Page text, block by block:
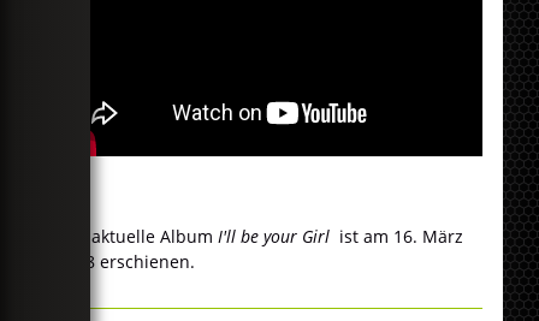
Das aktuelle AlbumI'll be your Girl ist am 16. März
2018 erschienen.